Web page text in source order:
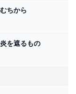
ちから
を遮るもの